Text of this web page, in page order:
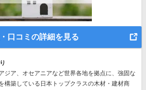
口コミの詳細を見る
ジア、オセアニアなど世界各地を拠点に、強固な
構築している日本トップクラスの木材・建材商